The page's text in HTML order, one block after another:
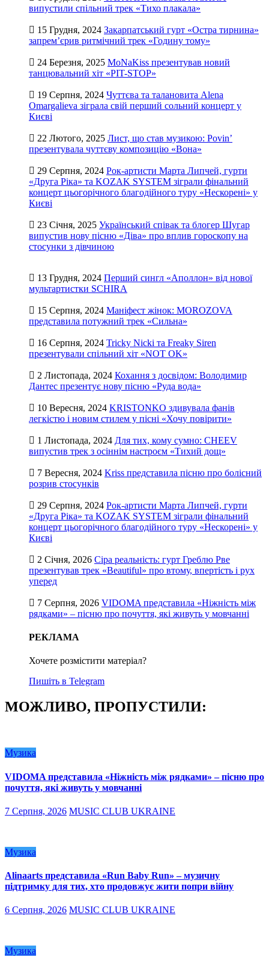
випустили спільний трек «Тихо плакала»
15 Грудня, 2024 Закарпатський гурт «Остра тирнина»
запрем’єрив ритмічний трек «Годину тому»
24 Березня, 2025 MoNaKiss презентував новий
танцювальний хіт «PIT-STOP»
19 Серпня, 2024 Чуттєва та талановита Alena
Omargalieva зіграла свій перший сольний концерт у
Києві
22 Лютого, 2025 Лист, що став музикою: Povin’
презентувала чуттєву композицію «Вона»
29 Серпня, 2024 Рок-артисти Марта Липчей, гурти
«Друга Ріка» та KOZAK SYSTEM зіграли фінальний
концерт цьогорічного благодійного туру «Нескорені» у
Києві
23 Січня, 2025 Український співак та блогер Шугар
випустив нову пісню «Діва» про вплив гороскопу на
стосунки з дівчиною
13 Грудня, 2024 Перший сингл «Аполлон» від нової
мультартистки SCHIRA
15 Серпня, 2024 Маніфест жінок: MOROZOVA
представила потужний трек «Сильна»
16 Серпня, 2024 Tricky Nicki та Freaky Siren
презентували спільний хіт «NOT OK»
2 Листопада, 2024 Кохання з досвідом: Володимир
Дантес презентує нову пісню «Руда вода»
10 Вересня, 2024 KRISTONKO здивувала фанів
легкістю і новим стилем у пісні «Хочу повірити»
1 Листопада, 2024 Для тих, кому сумно: CHEEV
випустив трек з осіннім настроєм «Тихий дощ»
7 Вересня, 2024 Kriss представила пісню про болісний
розрив стосунків
29 Серпня, 2024 Рок-артисти Марта Липчей, гурти
«Друга Ріка» та KOZAK SYSTEM зіграли фінальний
концерт цьогорічного благодійного туру «Нескорені» у
Києві
2 Січня, 2026 Сіра реальність: гурт Греблю Рве
презентував трек «Beautiful» про втому, впертість і рух
уперед
7 Серпня, 2026 VIDOMA представила «Ніжність між
рядками» – пісню про почуття, які живуть у мовчанні
РЕКЛАМА
Хочете розмістити матеріал?
Пишіть в Telegram
МОЖЛИВО, ПРОПУСТИЛИ:
Музика
VIDOMA представила «Ніжність між рядками» – пісню про
почуття, які живуть у мовчанні
7 Серпня, 2026 MUSIC CLUB UKRAINE
Музика
Alinaarts представила «Run Baby Run» – музичну
підтримку для тих, хто продовжує жити попри війну
6 Серпня, 2026 MUSIC CLUB UKRAINE
Музика